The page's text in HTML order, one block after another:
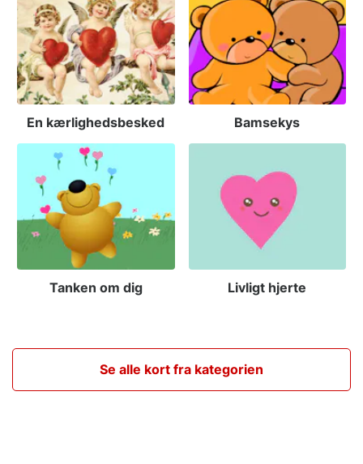
En kærlighedsbesked Bamsekys
Tanken om dig Livligt hjerte
Se alle kort fra kategorien